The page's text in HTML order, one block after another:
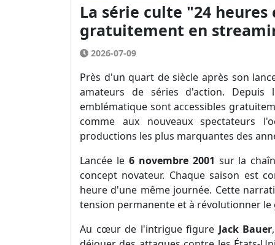
La série culte "24
gratuitement en
2026-07-09
Près d'un quart de siècle après son
amateurs de séries d'action. Depuis
emblématique sont accessibles
comme aux nouveaux spectateurs
productions les plus marquantes des
Lancée le 6 novembre 2001 sur la
concept novateur. Chaque saison est
heure d'une même journée. Cette
tension permanente et à révolutionner
Au cœur de l'intrigue figure Jack Bauer